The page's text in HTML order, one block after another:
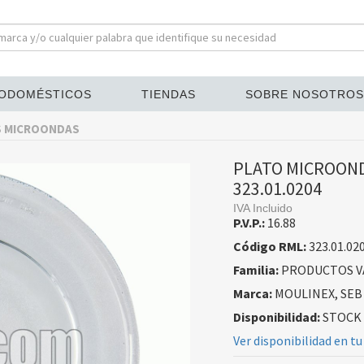
TIENDAS SOBRE NOSOTROS
PLATO
323.01.0204
IVA Incluido
P.V.P.: 16.88
Código RML:
Familia:PRODUCTOS
Marca:MOULINEX, SEB
Disponibilidad:
Ver disponibilidad en